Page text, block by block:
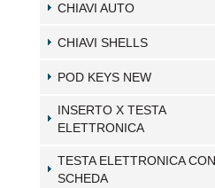
CHIAVI AUTO
CHIAVI SHELLS
POD KEYS NEW
INSERTO X TESTA
ELETTRONICA
TESTA ELETTRONICA CON
SCHEDA